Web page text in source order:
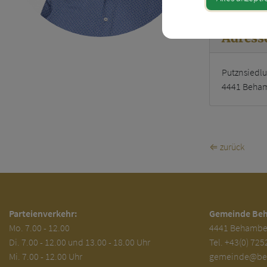
4441
⇐ zurück
Parteienverkehr:
Mo. 7.00 - 12.00
Di. 7.00 - 12.00 und 13.00 - 18.00 Uhr
Mi. 7.00 - 12.00 Uhr
Gemeinde
4441
Tel. +43(0)